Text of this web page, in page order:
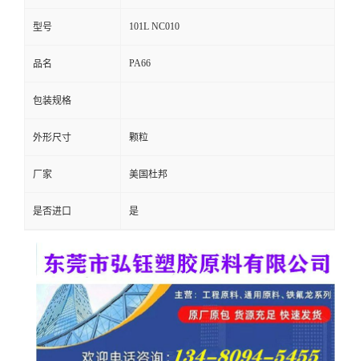
型号 101L NC010
品名 PA66
包装规格
外形尺寸 颗粒
厂家 美国杜邦
是否进口 是